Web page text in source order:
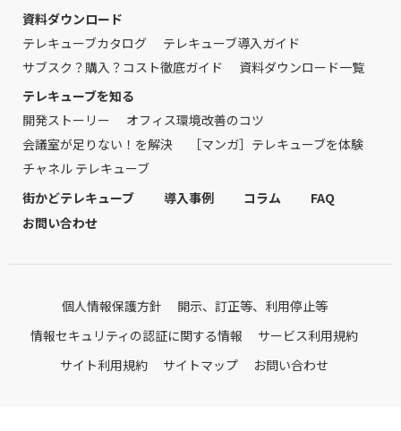
資料ダウンロード
テレキューブカタログ
テレキューブ導入ガイド
サブスク？購入？コスト徹底ガイド
資料ダウンロード一覧
テレキューブを知る
開発ストーリー
オフィス環境改善のコツ
会議室が足りない！を解決
［マンガ］テレキューブを体験
チャネル テレキューブ
街かどテレキューブ
導入事例 コラム
FAQ
お問い合わせ
個人情報保護方針
開示、訂正等、利用停止等
情報セキュリティの認証に関する情報
サービス利用規約
サイト利用規約
サイトマップ お問い合わせ